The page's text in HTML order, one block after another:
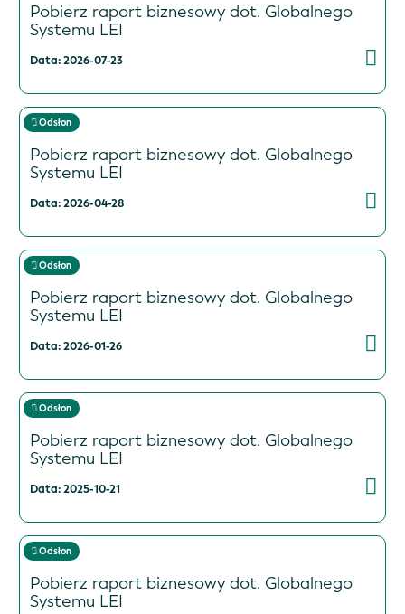
Pobierz raport biznesowy dot. Globalnego
Systemu LEI
Data: 2026-07-23
Odsłon
Pobierz raport biznesowy dot. Globalnego
Systemu LEI
Data: 2026-04-28
Odsłon
Pobierz raport biznesowy dot. Globalnego
Systemu LEI
Data: 2026-01-26
Odsłon
Pobierz raport biznesowy dot. Globalnego
Systemu LEI
Data: 2025-10-21
Odsłon
Pobierz raport biznesowy dot. Globalnego
Systemu LEI